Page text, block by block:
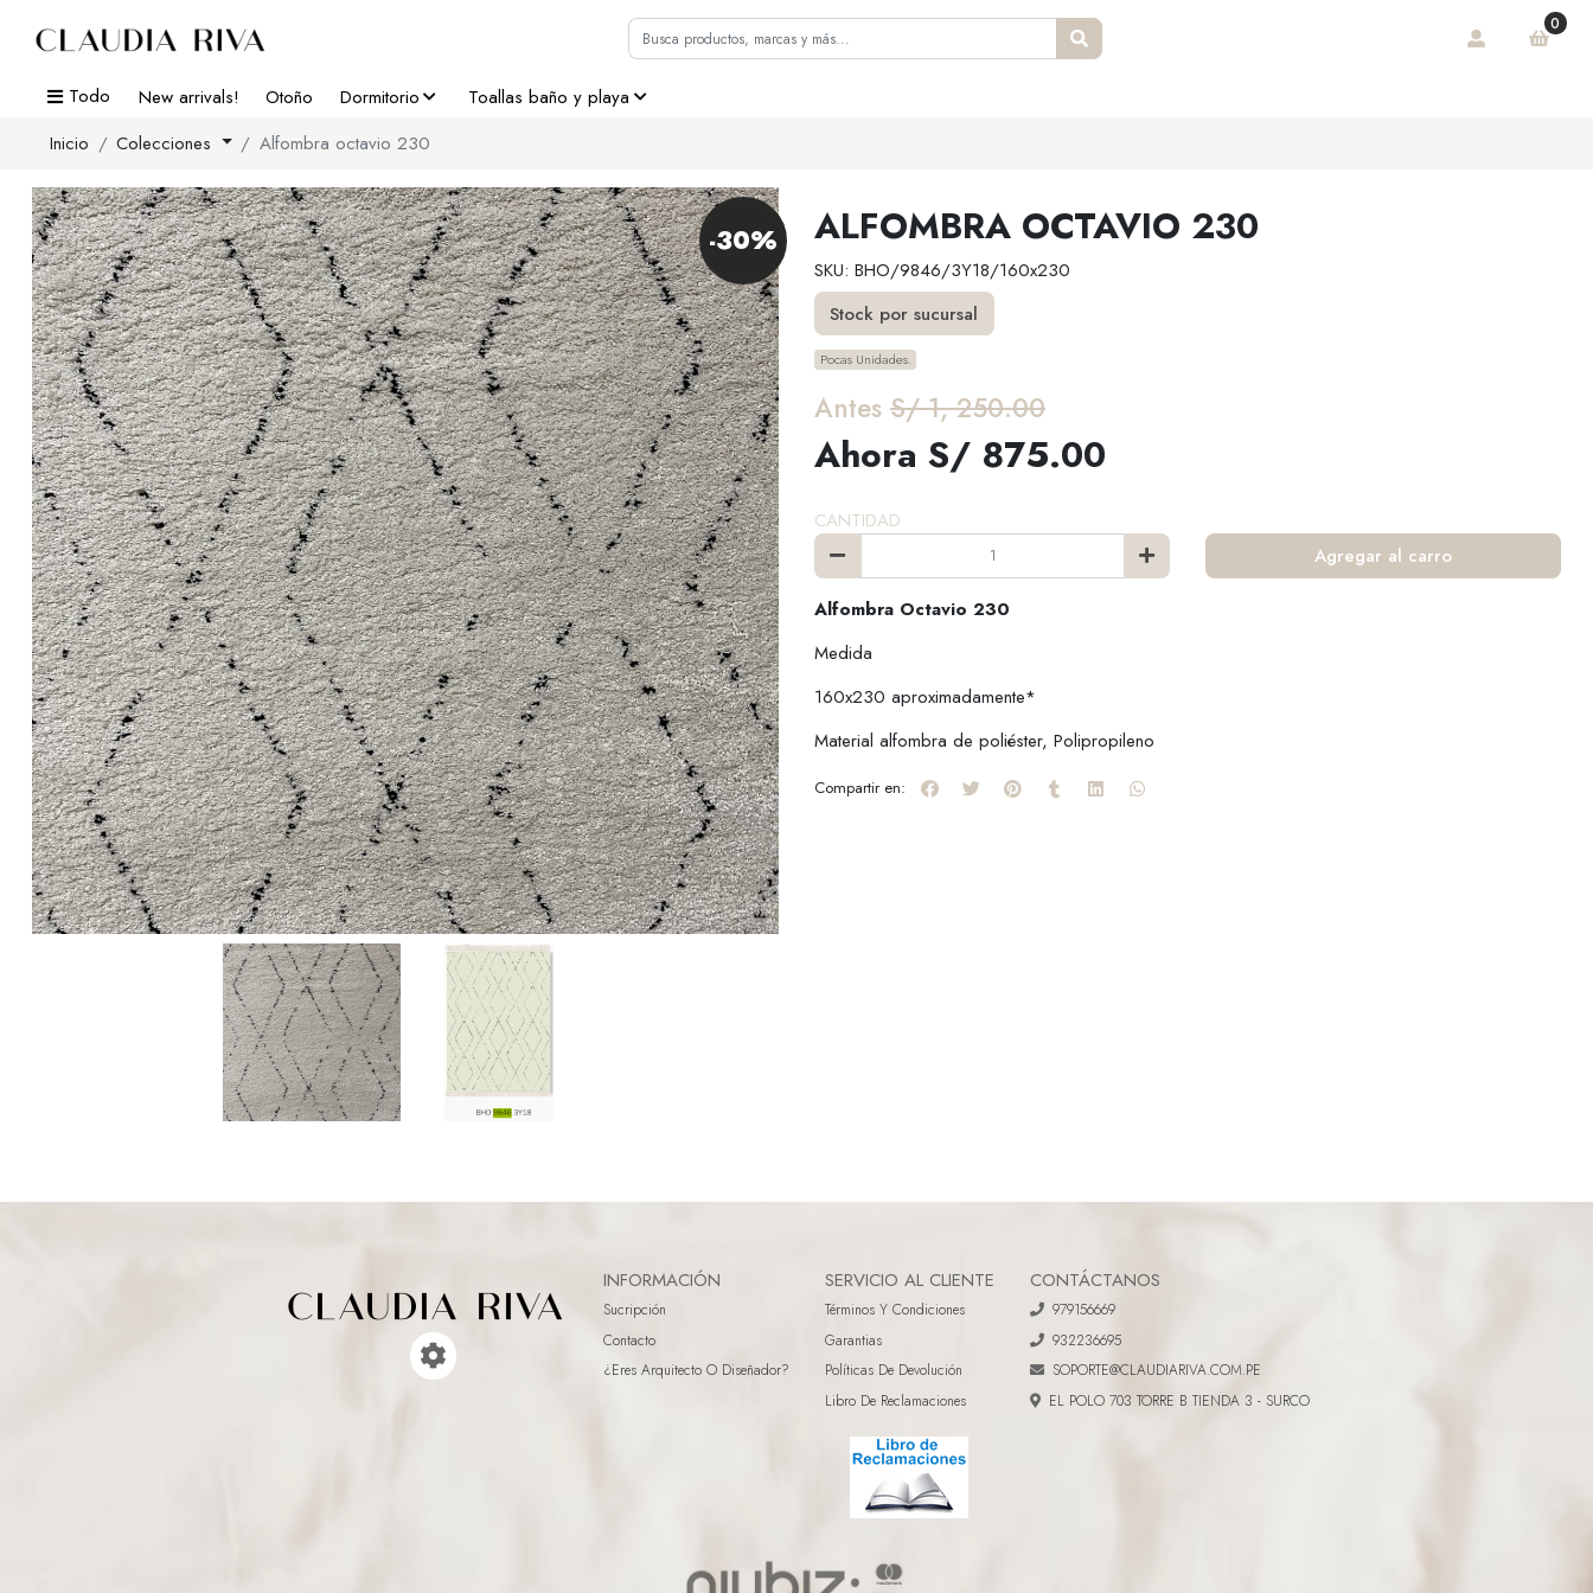
0
Todo New arrivals! Otoño Dormitorio
Toallas baño y playa
Inicio
Colecciones Alfombra octavio 230
-30% ALFOMBRA OCTAVIO 230
SKU: BHO/9846/3Y18/160x230
Stock por sucursal
Pocas Unidades.
Antes S/ 1, 250.00
Ahora S/ 875.00
CANTIDAD
Agregar al carro
Alfombra Octavio 230
Medida
160x230 aproximadamente*
Material alfombra de poliéster, Polipropileno
Compartir en:
INFORMACIÓN
Sucripción
Contacto
¿eres Arquitecto O Diseñador?
SERVICIO AL CLIENTE
Términos Y Condiciones
Garantias
Políticas De Devolución
Libro De Reclamaciones
CONTÁCTANOS
979156669
932236695
SOPORTE@CLAUDIARIVA.COM.PE
EL POLO 703 TORRE B TIENDA 3 - SURCO